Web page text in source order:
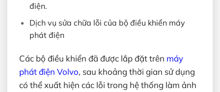
điện.
Dịch vụ sửa chữa lỗi của bộ điều khiển máy
phát điện
Các bộ điều khiển đã được lắp đặt trên máy
phát điện Volvo, sau khoảng thời gian sử dụng
có thể xuất hiện các lỗi trong hệ thống làm ảnh